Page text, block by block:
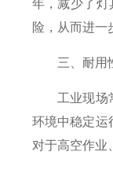
年，减少了
险，从而进一
三、耐用性
工业现场常
环境中稳定运
对于高空作业